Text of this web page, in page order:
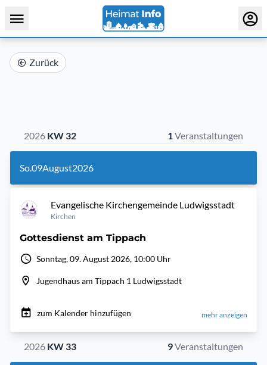
Zurück
2026 KW 32 1Veranstaltungen
So.09August2026
Evangelische Kirchengemeinde Ludwigsstadt
Kirchen
Gottesdienst am Tippach
Sonntag, 09. August 2026, 10:00 Uhr
Jugendhaus am Tippach 1 Ludwigsstadt
zum Kalender hinzufügen mehr anzeigen
2026 KW 33 9Veranstaltungen